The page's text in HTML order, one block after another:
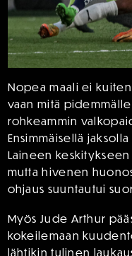
Nopea maali ei
vaan mitä
rohkeammin
Ensimmäisellä
Laineen
mutta hivenen
ohjaus suuntautui
Myös Jude Arthur
kokeilemaan
lähtikin tulinen